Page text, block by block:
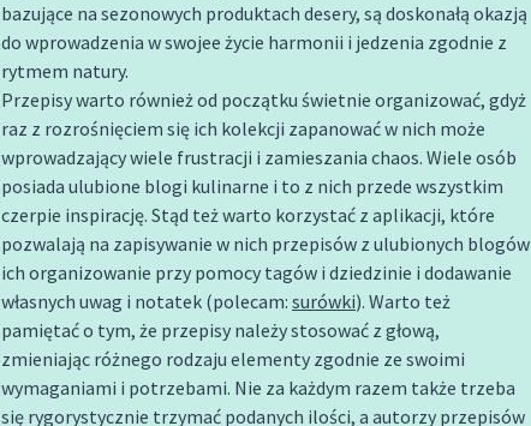
bazujące na sezonowych produktach desery, są doskonałą okazją
do wprowadzenia w swojee życie harmonii i jedzenia zgodnie z
rytmem natury.
Przepisy warto również od początku świetnie organizować, gdyż
raz z rozrośnięciem się ich kolekcji zapanować w nich może
wprowadzający wiele frustracji i zamieszania chaos. Wiele osób
posiada ulubione blogi kulinarne i to z nich przede wszystkim
czerpie inspirację. Stąd też warto korzystać z aplikacji, które
pozwalają na zapisywanie w nich przepisów z ulubionych blogów
ich organizowanie przy pomocy tagów i dziedzinie i dodawanie
własnych uwag i notatek (polecam: surówki). Warto też
pamiętać o tym, że przepisy należy stosować z głową,
zmieniając różnego rodzaju elementy zgodnie ze swoimi
wymaganiami i potrzebami. Nie za każdym razem także trzeba
się rygorystycznie trzymać podanych ilości, a autorzy przepisów